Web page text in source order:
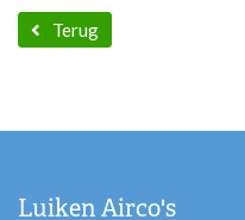
Terug
Luiken Airco's